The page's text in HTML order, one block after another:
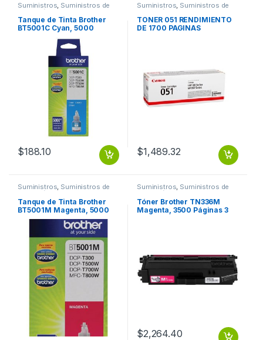
Suministros Suministros de
Impresión
Tanque de Tinta Brother
BT5001C Cyan, 5000
$188.10
Suministros Suministros de
Impresión
TONER 051 RENDIMIENTO
DE 1700 PAGINAS
$1,489.32
Suministros, Suministros de
Impresión
Tanque de Tinta Brother
BT5001M Magenta, 5000
Páginas RENDIMIENTO
Suministros, Suministros de
Impresión
Tóner Brother TN336M
Magenta, 3500 Páginas 3
$2,264.40